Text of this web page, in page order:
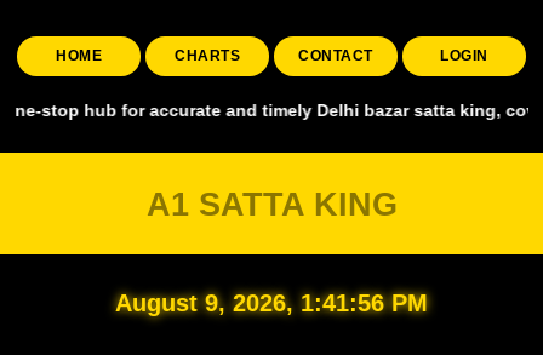
HOME CHARTS CONTACT LOGIN
hub for accurate and timely Delhi bazar satta king, covering
A1 SATTA KING
August 9, 2026, 1:41:57 PM